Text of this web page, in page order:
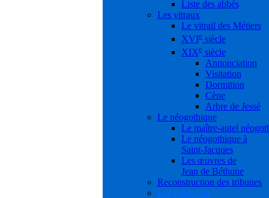
Liste des abbés
Les vitraux
Le vitrail des Métiers
XVIesiècle
XIXesiècle
Annonciation
Visitation
Dormition
Cène
Arbre de Jessé
Le néogothique
Le maître-autel
Le néogothique à
Saint-Jacques
Les œuvres de
Jean de Béthune
Reconstruction des tribunes
Les guides de